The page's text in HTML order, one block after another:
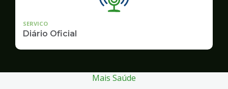
SERVICO
Diário Oficial
Mais Saúde